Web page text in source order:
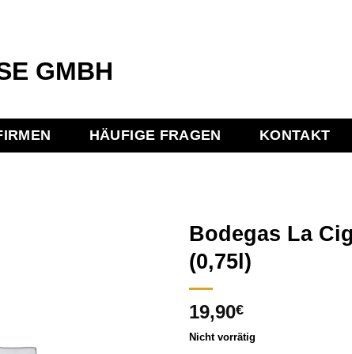
HÄUFIGE FRAGEN KONTAKT
Bodegas La
(0,75l)
19,90€
Nicht vorrätig